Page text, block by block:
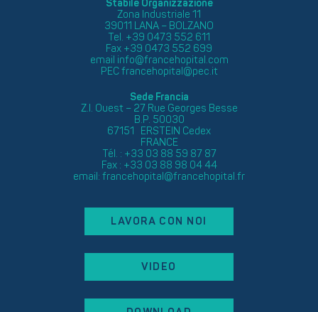
Stabile Organizzazione
Zona Industriale 11
39011 LANA – BOLZANO
Tel. +39 0473 552 611
Fax +39 0473 552 699
email info@francehopital.com
PECfrancehopital@pec.it
Sede Francia
Z.I. Ouest – 27 Rue Georges Besse
B.P. 50030
67151 ERSTEIN Cedex
FRANCE
Tél. : +33 03 88 59 87 87
Fax : +33 03 88 98 04 44
email: francehopital@francehopital.fr
LAVORA CON NOI
VIDEO